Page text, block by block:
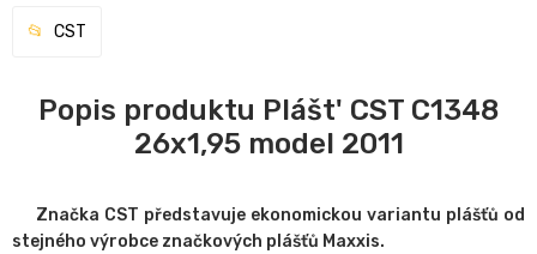
CST
Popis produktu Plášt' CST C1348
26x1,95 model 2011
Značka CST představuje ekonomickou variantu plášťů od
stejného výrobce značkových plášťů Maxxis.